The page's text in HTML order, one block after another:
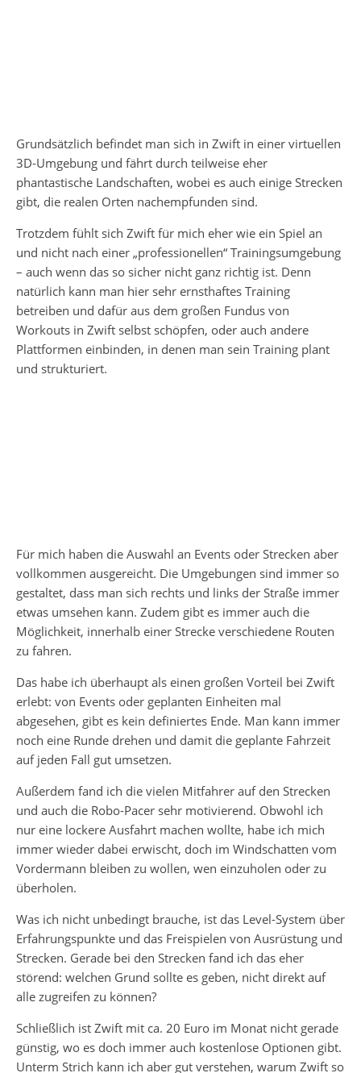
Grundsätzlich befindet man sich in Zwift in einer virtuellen
3D-Umgebung und fährt durch teilweise eher
phantastische Landschaften, wobei es auch einige Strecken
gibt, die realen Orten nachempfunden sind.
Trotzdem fühlt sich Zwift für mich eher wie ein Spiel an
und nicht nach einer „professionellen“ Trainingsumgebung
– auch wenn das so sicher nicht ganz richtig ist. Denn
natürlich kann man hier sehr ernsthaftes Training
betreiben und dafür aus dem großen Fundus von
Workouts in Zwift selbst schöpfen, oder auch andere
Plattformen einbinden, in denen man sein Training plant
und strukturiert.
Für mich haben die Auswahl an Events oder Strecken aber
vollkommen ausgereicht. Die Umgebungen sind immer so
gestaltet, dass man sich rechts und links der Straße immer
etwas umsehen kann. Zudem gibt es immer auch die
Möglichkeit, innerhalb einer Strecke verschiedene Routen
zu fahren.
Das habe ich überhaupt als einen großen Vorteil bei Zwift
erlebt: von Events oder geplanten Einheiten mal
abgesehen, gibt es kein definiertes Ende. Man kann immer
noch eine Runde drehen und damit die geplante Fahrzeit
auf jeden Fall gut umsetzen.
Außerdem fand ich die vielen Mitfahrer auf den Strecken
und auch die Robo-Pacer sehr motivierend. Obwohl ich
nur eine lockere Ausfahrt machen wollte, habe ich mich
immer wieder dabei erwischt, doch im Windschatten vom
Vordermann bleiben zu wollen, wen einzuholen oder zu
überholen.
Was ich nicht unbedingt brauche, ist das Level-System über
Erfahrungspunkte und das Freispielen von Ausrüstung und
Strecken. Gerade bei den Strecken fand ich das eher
störend: welchen Grund sollte es geben, nicht direkt auf
alle zugreifen zu können?
Schließlich ist Zwift mit ca. 20 Euro im Monat nicht gerade
günstig, wo es doch immer auch kostenlose Optionen gibt.
Unterm Strich kann ich aber gut verstehen, warum Zwift so